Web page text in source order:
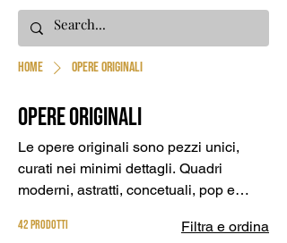
Home Opere originali
Opere originali
Le opere originali sono pezzi unici,
curati nei minimi dettagli. Quadri
moderni, astratti, concetuali, pop e
pregiata. Pieni di significato, colori,
42 prodotti Filtra e ordina